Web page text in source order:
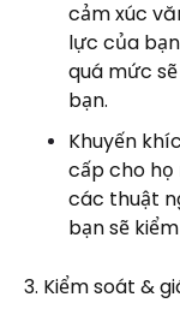
cảm xúc
lực của
quá mức
bạn.
Khuyến
cấp cho
các thuật
bạn sẽ
3. Kiểm soát &